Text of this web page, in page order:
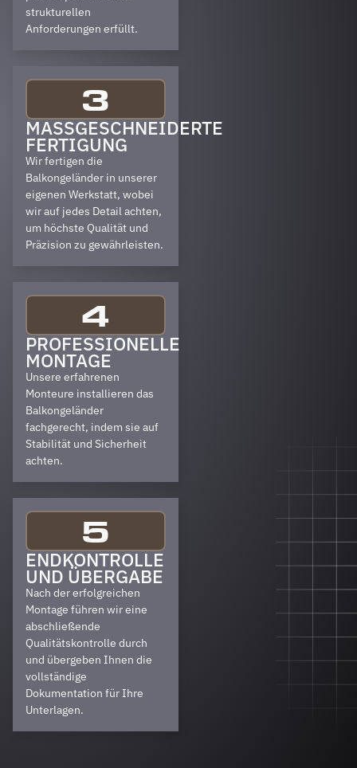
strukturellen
Anforderungen erfüllt.
3
MASSGESCHNEIDERTE F
ERTIGUNG
Wir fertigen die
Balkongeländer in unserer
eigenen Werkstatt, wobei
wir auf jedes Detail achten,
um höchste Qualität und
Präzision zu gewährleisten.
4
PROFESSIONELLE
MONTAGE
Unsere erfahrenen
Monteure installieren das
Balkongeländer
fachgerecht, indem sie auf
Stabilität und Sicherheit
achten.
5
ENDKONTROLLE
UND ÜBERGABE
Nach der erfolgreichen
Montage führen wir eine
abschließende
Qualitätskontrolle durch
und übergeben Ihnen die
vollständige
Dokumentation für Ihre
Unterlagen.